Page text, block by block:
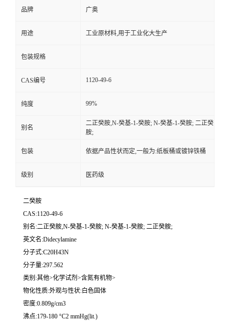
品牌 广奥
用途 工业原材料,用于工业化大生产
包装规格
CAS编号 1120-49-6
纯度 99%
别名
二正癸胺,N-癸基-1-癸胺; N-癸基-1-癸胺; 二正癸
胺;
包装 依据产品性状而定,一般为:纸板桶或镀锌铁桶
级别 医药级
二癸胺
CAS:1120-49-6
别名:二正癸胺,N-癸基-1-癸胺; N-癸基-1-癸胺; 二正癸胺;
英文名:Didecylamine
分子式:C20H43N
分子量:297.562
类别:其他>化学试剂>含氮有机物>
物化性质:外观与性状:白色固体
密度:0.809g/cm3
沸点:179-180 °C2 mmHg(lit.)